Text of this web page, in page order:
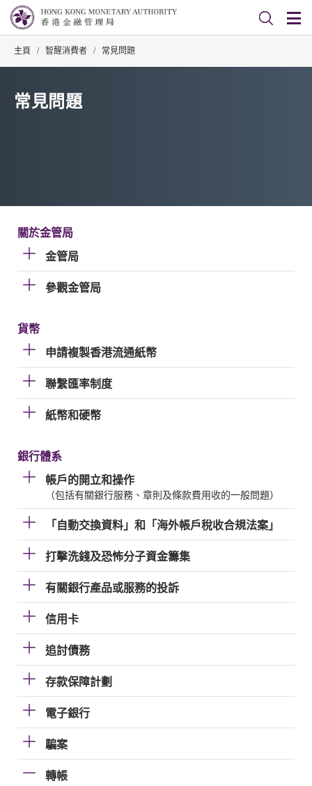
主頁 / 智醒消費者 / 常見問題
常見問題
關於金管局
金管局
參觀金管局
貨幣
申請複製香港流通紙幣
聯繫匯率制度
紙幣和硬幣
銀行體系
帳戶的開立和操作
（包括有關銀行服務、章則及條款費用收的一般問題）
「自動交換資料」和「海外帳戶稅收合規法案」
打擊洗錢及恐怖分子資金籌集
有關銀行產品或服務的投訴
信用卡
追討債務
存款保障計劃
電子銀行
騙案
轉帳